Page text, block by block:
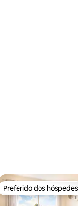
Preferido dos hóspedes
Preferido dos hóspedes